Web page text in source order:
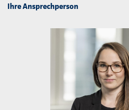
Ihre Ansprechperson